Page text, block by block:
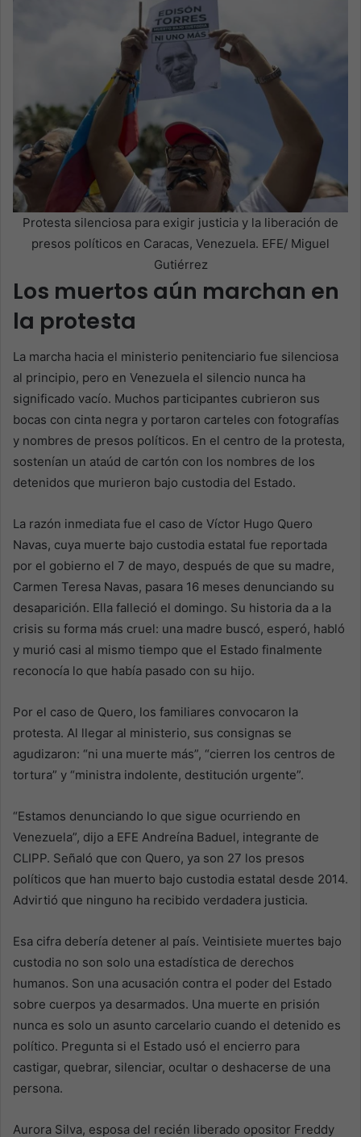
Protesta silenciosa para exigir justicia y la liberación de
presos políticos en Caracas, Venezuela. EFE/ Miguel
Gutiérrez
Los muertos aún marchan en
la protesta
La marcha hacia el ministerio penitenciario fue silenciosa
al principio, pero en Venezuela el silencio nunca ha
significado vacío. Muchos participantes cubrieron sus
bocas con cinta negra y portaron carteles con fotografías
y nombres de presos políticos. En el centro de la protesta,
sostenían un ataúd de cartón con los nombres de los
detenidos que murieron bajo custodia del Estado.
La razón inmediata fue el caso de Víctor Hugo Quero
Navas, cuya muerte bajo custodia estatal fue reportada
por el gobierno el 7 de mayo, después de que su madre,
Carmen Teresa Navas, pasara 16 meses denunciando su
desaparición. Ella falleció el domingo. Su historia da a la
crisis su forma más cruel: una madre buscó, esperó, habló
y murió casi al mismo tiempo que el Estado finalmente
reconocía lo que había pasado con su hijo.
Por el caso de Quero, los familiares convocaron la
protesta. Al llegar al ministerio, sus consignas se
agudizaron: “ni una muerte más”, “cierren los centros de
tortura” y “ministra indolente, destitución urgente”.
“Estamos denunciando lo que sigue ocurriendo en
Venezuela”, dijo a EFE Andreína Baduel, integrante de
CLIPP. Señaló que con Quero, ya son 27 los presos
políticos que han muerto bajo custodia estatal desde 2014.
Advirtió que ninguno ha recibido verdadera justicia.
Esa cifra debería detener al país. Veintisiete muertes bajo
custodia no son solo una estadística de derechos
humanos. Son una acusación contra el poder del Estado
sobre cuerpos ya desarmados. Una muerte en prisión
nunca es solo un asunto carcelario cuando el detenido es
político. Pregunta si el Estado usó el encierro para
castigar, quebrar, silenciar, ocultar o deshacerse de una
persona.
Aurora Silva, esposa del recién liberado opositor Freddy